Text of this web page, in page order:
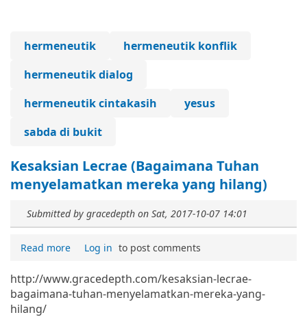
hermeneutik
hermeneutik konflik
hermeneutik dialog
hermeneutik cintakasih
yesus
sabda di bukit
Kesaksian Lecrae (Bagaimana Tuhan
menyelamatkan mereka yang hilang)
Submitted by gracedepth on Sat, 2017-10-07 14:01
Read more Log in to post comments
http://www.gracedepth.com/kesaksian-lecrae-
bagaimana-tuhan-menyelamatkan-mereka-yang-
hilang/